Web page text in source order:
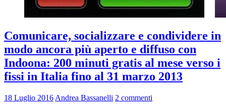
Comunicare, socializzare e condividere in
modo ancora più aperto e diffuso con
Indoona: 200 minuti gratis al mese verso i
fissi in Italia fino al 31 marzo 2013
18 Luglio 2016 Andrea Bassanelli 2 commenti